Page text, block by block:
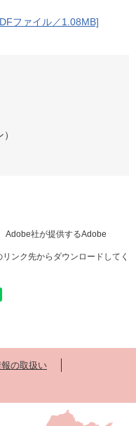
ファイル／1.08MB]
Adobe社が提供するAdobe
ンク先からダウンロードしてく
の取扱い